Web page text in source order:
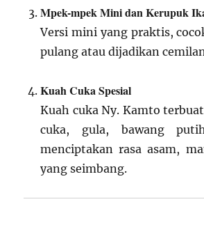
Mpek-mpek Mini dan Kerupuk
Versi mini yang praktis,
pulang atau dijadikan
Kuah Cuka Spesial
Kuah cuka Ny. Kamto
cuka, gula, bawang
menciptakan rasa asam,
yang seimbang.